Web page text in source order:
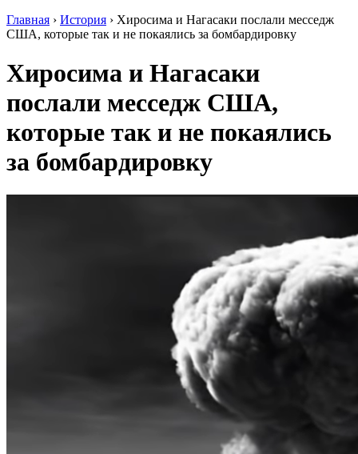
Главная › История › Хиросима и Нагасаки послали месседж
США, которые так и не покаялись за бомбардировку
Хиросима и Нагасаки
послали месседж США,
которые так и не покаялись
за бомбардировку